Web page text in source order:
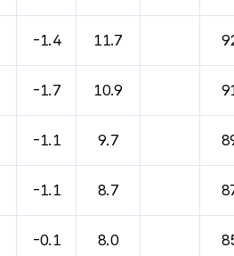
-1.4 11.7
-1.7 10.9
-1.1 9.7
-1.1 8.7
-0.1 8.0